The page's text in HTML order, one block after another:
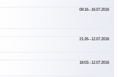
09:16--16.07.2016
21:26--12.07.2016
18:03--12.07.2016